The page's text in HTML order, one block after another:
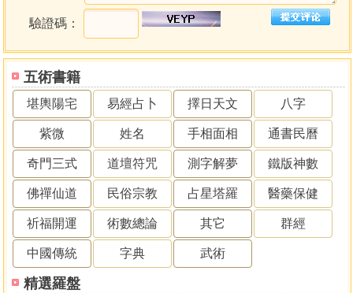
五術書籍
堪輿陽宅 易經占卜 擇日天文 八字
紫微 姓名 手相面相 通書民曆
奇門三式 道壇符咒 測字解夢 鐵版神數
佛禪仙道 民俗宗教 占星塔羅 醫藥保健
祈福開運 術數總論 其它 群經
中國傳統 字典 武術
精選羅盤
驗證碼：